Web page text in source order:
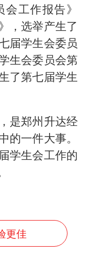
工作报告》
，选举产生了
届学生会委员
生会委员会第
了第七届学生
是郑州升达经
的一件大事。
学生会工作的
更佳